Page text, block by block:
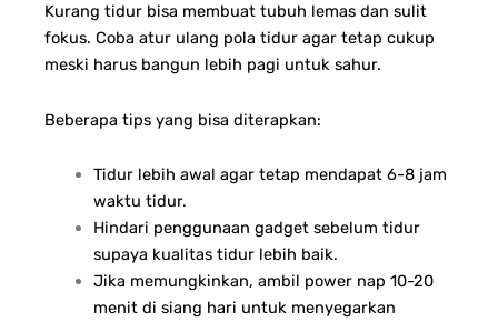
Kurang tidur bisa membuat tubuh lemas dan sulit
fokus. Coba atur ulang pola tidur agar tetap cukup
meski harus bangun lebih pagi untuk sahur.
Beberapa tips yang bisa diterapkan:
Tidur lebih awal agar tetap mendapat 6-8 jam
waktu tidur.
Hindari penggunaan gadget sebelum tidur
supaya kualitas tidur lebih baik.
Jika memungkinkan, ambil power nap 10-20
menit di siang hari untuk menyegarkan